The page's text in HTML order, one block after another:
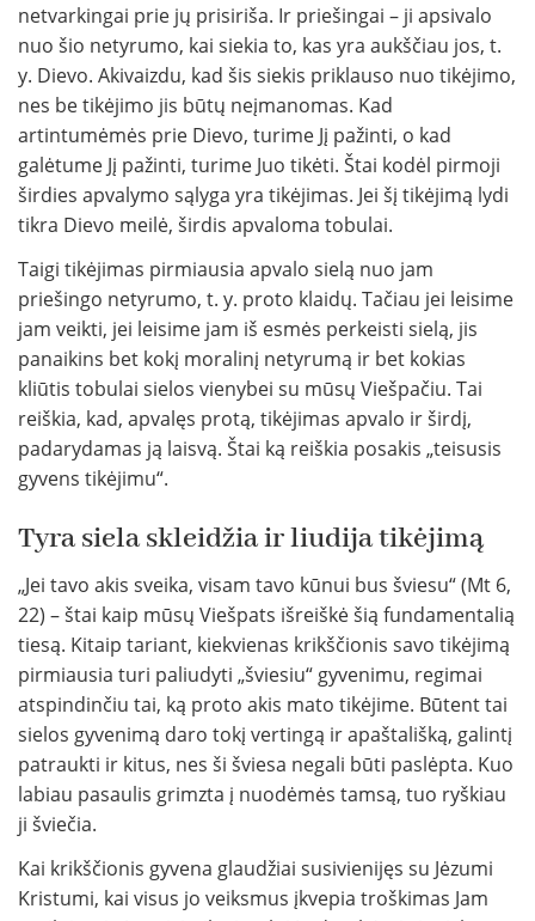
netvarkingai prie jų prisiriša. Ir priešingai – ji apsivalo
nuo šio netyrumo, kai siekia to, kas yra aukščiau jos, t.
y. Dievo. Akivaizdu, kad šis siekis priklauso nuo tikėjimo,
nes be tikėjimo jis būtų neįmanomas. Kad
artintumėmės prie Dievo, turime Jį pažinti, o kad
galėtume Jį pažinti, turime Juo tikėti. Štai kodėl pirmoji
širdies apvalymo sąlyga yra tikėjimas. Jei šį tikėjimą lydi
tikra Dievo meilė, širdis apvaloma tobulai.
Taigi tikėjimas pirmiausia apvalo sielą nuo jam
priešingo netyrumo, t. y. proto klaidų. Tačiau jei leisime
jam veikti, jei leisime jam iš esmės perkeisti sielą, jis
panaikins bet kokį moralinį netyrumą ir bet kokias
kliūtis tobulai sielos vienybei su mūsų Viešpačiu. Tai
reiškia, kad, apvalęs protą, tikėjimas apvalo ir širdį,
padarydamas ją laisvą. Štai ką reiškia posakis „teisusis
gyvens tikėjimu“.
Tyra siela skleidžia ir liudija tikėjimą
„Jei tavo akis sveika, visam tavo kūnui bus šviesu“ (Mt 6,
22) – štai kaip mūsų Viešpats išreiškė šią fundamentalią
tiesą. Kitaip tariant, kiekvienas krikščionis savo tikėjimą
pirmiausia turi paliudyti „šviesiu“ gyvenimu, regimai
atspindinčiu tai, ką proto akis mato tikėjime. Būtent tai
sielos gyvenimą daro tokį vertingą ir apaštališką, galintį
patraukti ir kitus, nes ši šviesa negali būti paslėpta. Kuo
labiau pasaulis grimzta į nuodėmės tamsą, tuo ryškiau
ji šviečia.
Kai krikščionis gyvena glaudžiai susivienijęs su Jėzumi
Kristumi, kai visus jo veiksmus įkvepia troškimas Jam